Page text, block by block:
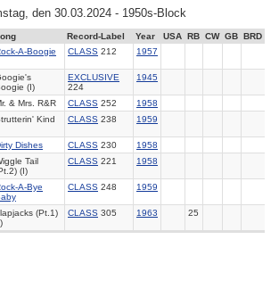
den 30.03.2024 - 1950s-Block
Record-Label Year USA RB CW GB
BRD
A-Boogie CLASS 212 1957
(I)
EXCLUSIVE
224
1945
& Mrs. R&R CLASS 252
1958
Kind CLASS 238 1959
Dishes CLASS 230
1958
Tail
(I)
CLASS 221 1958
A-Bye
CLASS 248 1959
(Pt.1)
CLASS 305 1963 25